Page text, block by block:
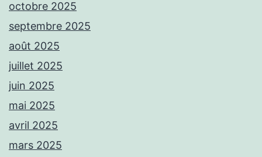
octobre 2025
septembre 2025
août 2025
juillet 2025
juin 2025
mai 2025
avril 2025
mars 2025